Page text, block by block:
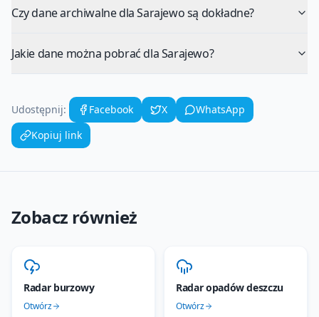
Czy dane archiwalne dla Sarajewo są dokładne?
Jakie dane można pobrać dla Sarajewo?
Udostępnij: Facebook X
WhatsApp
Kopiuj link
Zobacz również
Radar burzowy
Otwórz
Radar opadów deszczu
Otwórz